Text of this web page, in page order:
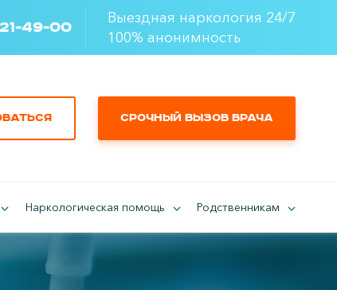
49-00
Выездная наркология 24/7
100% анонимность
Срочный вызов врача
Наркологическая помощь Родственникам